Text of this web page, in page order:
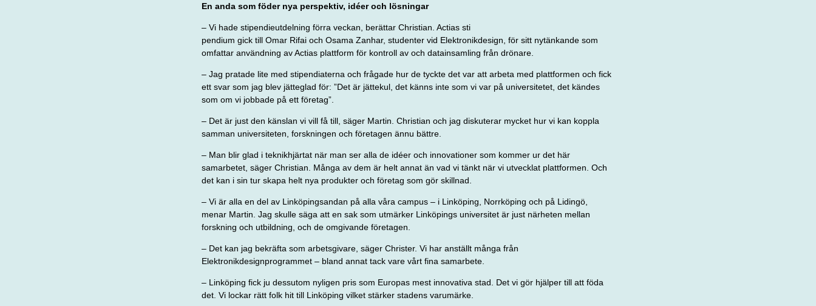
En anda som föder nya perspektiv, idéer och lösningar
– Vi hade stipendieutdelning förra veckan, berättar Christian. Actias sti
pendium gick till Omar Rifai och Osama Zanhar, studenter vid Elektronikdesign, för sitt nytänkande som
omfattar användning av Actias plattform för kontroll av och datainsamling från drönare.
– Jag pratade lite med stipendiaterna och frågade hur de tyckte det var att arbeta med plattformen och fick
ett svar som jag blev jätteglad för: ”Det är jättekul, det känns inte som vi var på universitetet, det kändes
som om vi jobbade på ett företag”.
– Det är just den känslan vi vill få till, säger Martin. Christian och jag diskuterar mycket hur vi kan koppla
samman universiteten, forskningen och företagen ännu bättre.
– Man blir glad i teknikhjärtat när man ser alla de idéer och innovationer som kommer ur det här
samarbetet, säger Christian. Många av dem är helt annat än vad vi tänkt när vi utvecklat plattformen. Och
det kan i sin tur skapa helt nya produkter och företag som gör skillnad.
– Vi är alla en del av Linköpings­andan på alla våra campus – i Linköping,
Norrköping och på Lidingö,
menar Martin. Jag skulle säga att en sak som utmärker Linköpings universitet är just närheten mellan
forskning och utbildning, och de omgivande företagen.
– Det kan jag bekräfta som arbetsgivare, säger Christer. Vi har anställt många från
Elektronikdesignprogrammet – bland annat tack vare vårt fina samarbete.
– Linköping fick ju dessutom nyligen pris som Europas mest innovativa stad. Det vi gör hjälper till att föda
det. Vi lockar rätt folk hit till Linköping vilket stärker stadens varumärke.